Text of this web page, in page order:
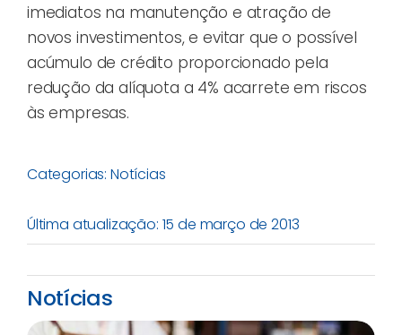
imediatos na manutenção e atração de
novos investimentos, e evitar que o possível
acúmulo de crédito proporcionado pela
redução da alíquota a 4% acarrete em riscos
às empresas.
Categorias: Notícias
Última atualização: 15 de março de 2013
Notícias